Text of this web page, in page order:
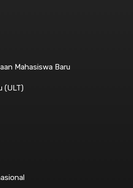
Mahasiswa Baru
(ULT)